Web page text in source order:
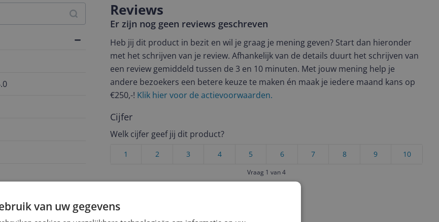
Reviews
Er zijn nog geen reviews geschreven
Heb jij dit product in bezit en wil je graag je mening geven? Start dan hieronder
met het schrijven van je review. Afhankelijk van de details duurt het schrijven van
een review gemiddeld tussen de 3 en 10 minuten. Met jouw mening help je
andere bezoekers een betere keuze te maken én maak je iedere maand kans op
€250,-! Klik hier voor de actievoorwaarden.
Cijfer
Welk cijfer geef jij dit product?
10
9
8
7
6
5
4
3
2
1
Vraag 1 van 4
van uw gegevens